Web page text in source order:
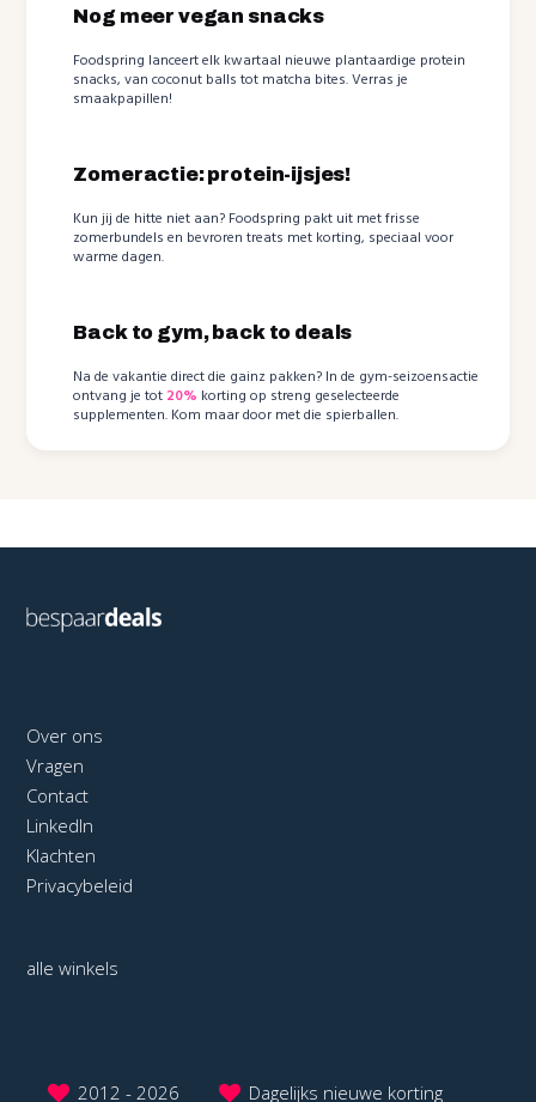
Nog meer vegan snacks
Foodspring lanceert elk kwartaal nieuwe plantaardige protein
snacks, van coconut balls tot matcha bites. Verras je
smaakpapillen!
Zomeractie: protein-ijsjes!
Kun jij de hitte niet aan? Foodspring pakt uit met frisse
zomerbundels en bevroren treats met korting, speciaal voor
warme dagen.
Back to gym, back to deals
Na de vakantie direct die gainz pakken? In de gym-seizoensactie
ontvang je tot 20% korting op streng geselecteerde
supplementen. Kom maar door met die spierballen.
Over ons
Vragen
Contact
LinkedIn
Klachten
Privacybeleid
alle winkels
2012 - 2026 Dagelijks nieuwe korting